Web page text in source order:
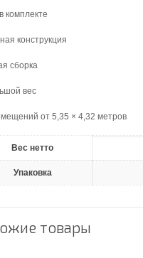
комплекте
конструкция
сборка
вес
от 5,35 × 4,32 метров
Вес нетто
Упаковка
товары